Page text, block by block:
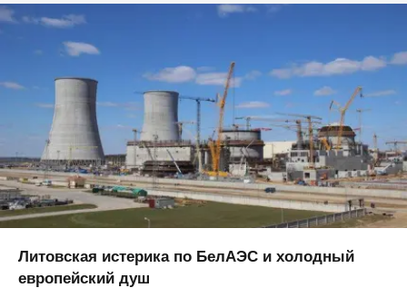
Литовская истерика по БелАЭС и холодный
европейский душ